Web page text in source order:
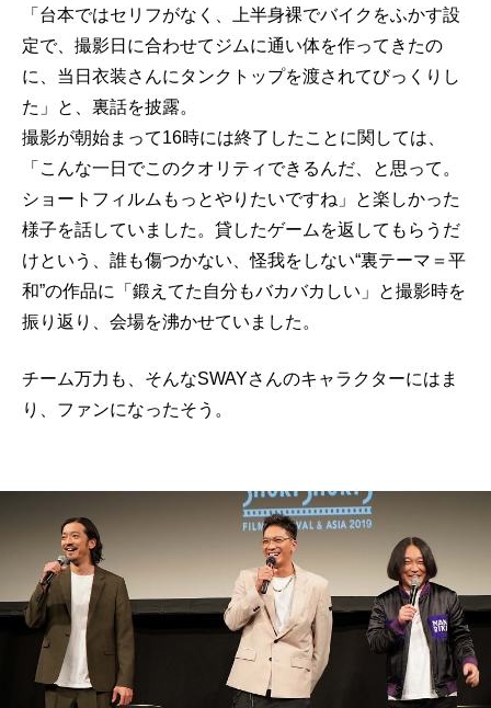
「台本ではセリフがなく、上半身裸でバイクをふかす設
定で、撮影日に合わせてジムに通い体を作ってきたの
に、当日衣装さんにタンクトップを渡されてびっくりし
た」と、裏話を披露。
撮影が朝始まって16時には終了したことに関しては、
「こんな一日でこのクオリティできるんだ、と思って。
ショートフィルムもっとやりたいですね」と楽しかった
様子を話していました。貸したゲームを返してもらうだ
けという、誰も傷つかない、怪我をしない“裏テーマ＝平
和”の作品に「鍛えてた自分もバカバカしい」と撮影時を
振り返り、会場を沸かせていました。
チーム万力も、そんなSWAYさんのキャラクターにはま
り、ファンになったそう。